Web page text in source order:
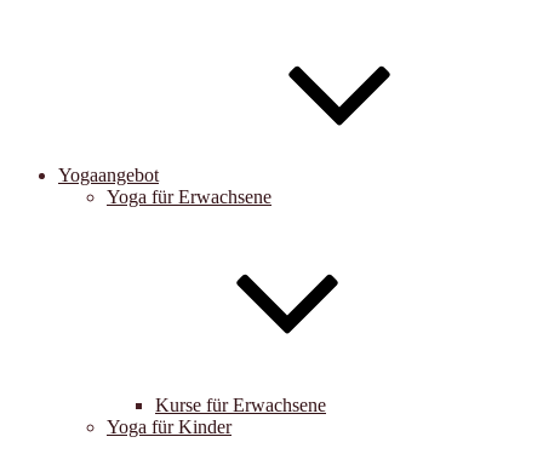
Yogaangebot
Yoga für Erwachsene
Kurse für Erwachsene
Yoga für Kinder